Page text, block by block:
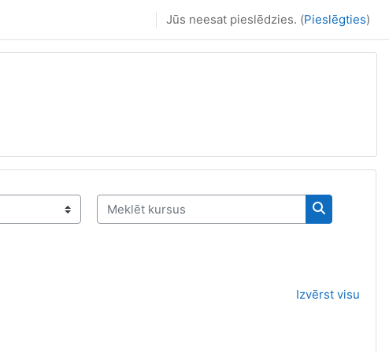
Jūs neesat pieslēdzies. (Pieslēgties)
Meklēt kursus
Meklēt
Izvērst visu